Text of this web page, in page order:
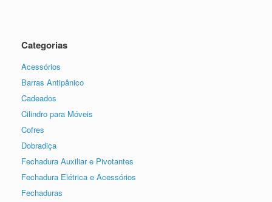
Categorias
Acessórios
Barras Antipânico
Cadeados
Cilindro para Móveis
Cofres
Dobradiça
Fechadura Auxiliar e Pivotantes
Fechadura Elétrica e Acessórios
Fechaduras